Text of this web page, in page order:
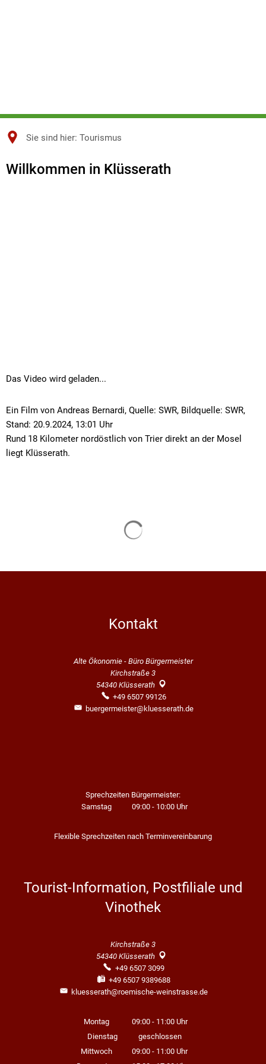
Sie sind hier: Tourismus
Tourismus
Willkommen in Klüsserath
Das Video wird geladen...
Ein Film von Andreas Bernardi, Quelle: SWR, Bildquelle: SWR,
Stand: 20.9.2024, 13:01 Uhr
Rund 18 Kilometer nordöstlich von Trier direkt an der Mosel
liegt Klüsserath.
Kontakt
Alte Ökonomie - Büro Bürgermeister
Kirchstraße 3
54340 Klüsserath
+49 6507 99126
buergermeister@kluesserath.de
Sprechzeiten Bürgermeister:
Samstag
09:00 - 10:00 Uhr
Flexible Sprechzeiten nach Terminvereinbarung
Tourist-Information, Postfiliale und
Vinothek
Kirchstraße 3
54340 Klüsserath
+49 6507 3099
+49 6507 9389688
kluesserath@roemische-weinstrasse.de
Montag 09:00 - 11:00 Uhr
Von 09:00 bis 11:00 Uhr
Dienstag
geschlossen
Mittwoch
09:00 - 11:00 Uhr